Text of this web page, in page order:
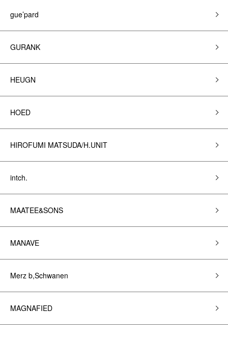
gue’pard
GURANK
HEUGN
HOED
HIROFUMI MATSUDA/H.UNIT
intch.
MAATEE&SONS
MANAVE
Merz b,Schwanen
MAGNAFIED